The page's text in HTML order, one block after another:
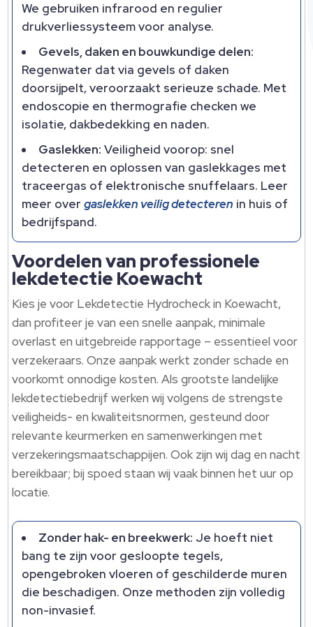
We gebruiken infrarood en regulier
drukverliessysteem voor analyse.​
Gevels, daken en bouwkundige delen:
Regenwater dat via gevels of daken
doorsijpelt, veroorzaakt serieuze schade.​ Met
endoscopie en thermografie checken we
isolatie, dakbedekking en naden.​
Gaslekken: Veiligheid voorop: snel
detecteren en oplossen van gaslekkages met
traceergas of elektronische snuffelaars.​ Leer
meer overgaslekken veilig detecteren in huis of
bedrijfspand.​
Voordelen van professionele
lekdetectie Koewacht
Kies je voor Lekdetectie Hydrocheck in Koewacht,
dan profiteer je van een snelle aanpak, minimale
overlast en uitgebreide rapportage – essentieel voor
verzekeraars.​ Onze aanpak werkt zonder schade en
voorkomt onnodige kosten.​ Als grootste landelijke
lekdetectiebedrijf werken wij volgens de strengste
veiligheids- en kwaliteitsnormen, gesteund door
relevante keurmerken en samenwerkingen met
verzekeringsmaatschappijen.​ Ook zijn wij dag en nacht
bereikbaar; bij spoed staan wij vaak binnen het uur op
locatie.​
Zonder hak- en breekwerk: Je hoeft niet
bang te zijn voor gesloopte tegels,
opengebroken vloeren of geschilderde muren
die beschadigen.​ Onze methoden zijn volledig
non-invasief.​